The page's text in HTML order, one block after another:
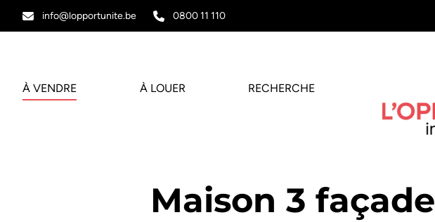
info@lopportunite.be 0800 11 110
À VENDRE À LOUER RECHERCHE
Maison 3